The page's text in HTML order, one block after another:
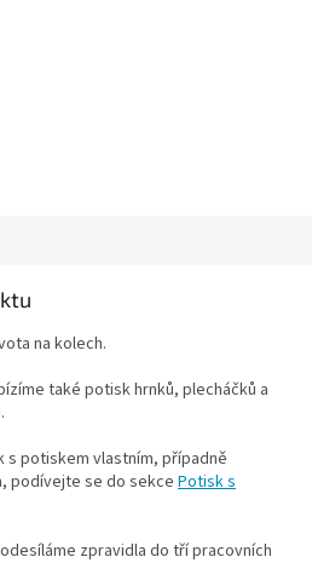
na kolech.
také potisk hrnků, plecháčků a
potiskem vlastním, případně
podívejte se do sekce Potisk s
zpravidla do tří pracovních